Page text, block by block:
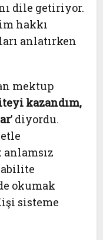
dile getiriyor.
hakkı
anlatırken
mektup
kazandım,
’ diyordu.
okumak
sisteme